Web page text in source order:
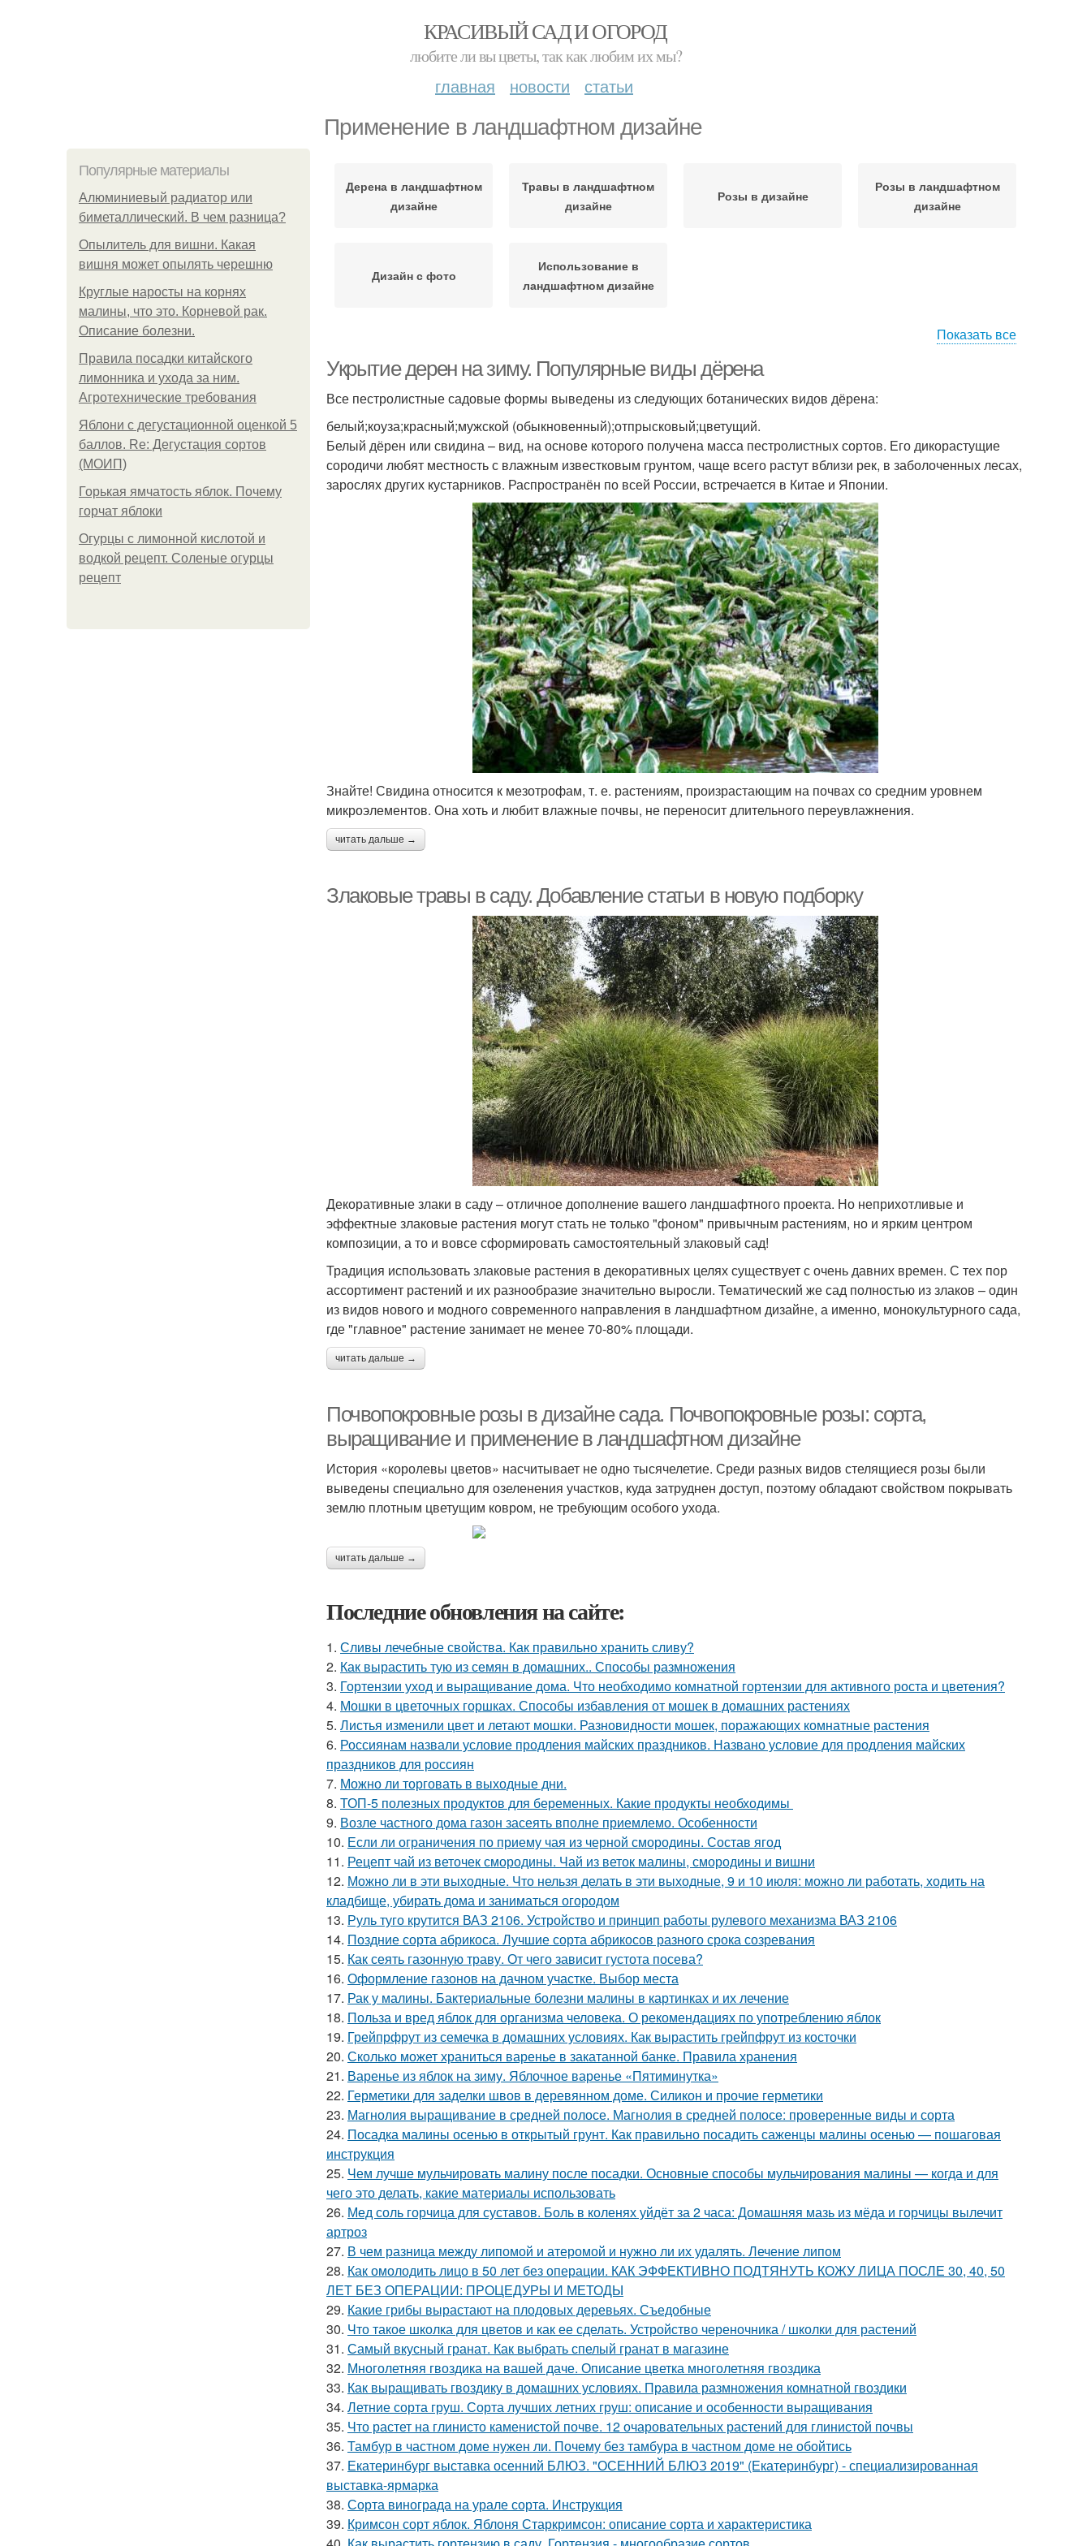
КРАСИВЫЙ САД И ОГОРОД
любите ли вы цветы, так как любим их мы?
главная новости статьи
Применение в ландшафтном дизайне
Популярные материалы
Алюминиевый радиатор или
биметаллический. В чем разница?
Опылитель для вишни. Какая
вишня может опылять черешню
Круглые наросты на корнях
малины, что это. Корневой рак.
Описание болезни.
Правила посадки китайского
лимонника и ухода за ним.
Агротехнические требования
Яблони с дегустационной оценкой 5
баллов. Re: Дегустация сортов
(МОИП)
Горькая ямчатость яблок. Почему
горчат яблоки
Огурцы с лимонной кислотой и
водкой рецепт. Соленые огурцы
рецепт
Дерена в ландшафтном
дизайне
Травы в ландшафтном
дизайне
Розы в дизайне
Розы в ландшафтном
дизайне
Дизайн с фото
Использование в
ландшафтном дизайне
Показать все
Укрытие дерен на зиму. Популярные виды дёрена
Все пестролистные садовые формы выведены из следующих ботанических видов дёрена:
белый;коуза;красный;мужской (обыкновенный);отпрысковый;цветущий.
Белый дёрен или свидина – вид, на основе которого получена масса пестролистных сортов. Его дикорастущие
сородичи любят местность с влажным известковым грунтом, чаще всего растут вблизи рек, в заболоченных лесах,
зарослях других кустарников. Распространён по всей России, встречается в Китае и Японии.
Знайте! Свидина относится к мезотрофам, т. е. растениям, произрастающим на почвах со средним уровнем
микроэлементов. Она хоть и любит влажные почвы, не переносит длительного переувлажнения.
читать дальше →
Злаковые травы в саду. Добавление статьи в новую подборку
Декоративные злаки в саду – отличное дополнение вашего ландшафтного проекта. Но неприхотливые и
эффектные злаковые растения могут стать не только "фоном" привычным растениям, но и ярким центром
композиции, а то и вовсе сформировать самостоятельный злаковый сад!
Традиция использовать злаковые растения в декоративных целях существует с очень давних времен. С тех пор
ассортимент растений и их разнообразие значительно выросли. Тематический же сад полностью из злаков – один
из видов нового и модного современного направления в ландшафтном дизайне, а именно, монокультурного сада,
где "главное" растение занимает не менее 70-80% площади.
читать дальше →
Почвопокровные розы в дизайне сада. Почвопокровные розы: сорта,
выращивание и применение в ландшафтном дизайне
История «королевы цветов» насчитывает не одно тысячелетие. Среди разных видов стелящиеся розы были
выведены специально для озеленения участков, куда затруднен доступ, поэтому обладают свойством покрывать
землю плотным цветущим ковром, не требующим особого ухода.
читать дальше →
Последние обновления на сайте:
1. Сливы лечебные свойства. Как правильно хранить сливу?
2. Как вырастить тую из семян в домашних.. Способы размножения
3. Гортензии уход и выращивание дома. Что необходимо комнатной гортензии для активного роста и цветения?
4. Мошки в цветочных горшках. Способы избавления от мошек в домашних растениях
5. Листья изменили цвет и летают мошки. Разновидности мошек, поражающих комнатные растения
6. Россиянам назвали условие продления майских праздников. Названо условие для продления майских
праздников для россиян
7. Можно ли торговать в выходные дни.
8. ТОП-5 полезных продуктов для беременных. Какие продукты необходимы
9. Возле частного дома газон засеять вполне приемлемо. Особенности
10. Если ли ограничения по приему чая из черной смородины. Состав ягод
11. Рецепт чай из веточек смородины. Чай из веток малины, смородины и вишни
12. Можно ли в эти выходные. Что нельзя делать в эти выходные, 9 и 10 июля: можно ли работать, ходить на
кладбище, убирать дома и заниматься огородом
13. Руль туго крутится ВАЗ 2106. Устройство и принцип работы рулевого механизма ВАЗ 2106
14. Поздние сорта абрикоса. Лучшие сорта абрикосов разного срока созревания
15. Как сеять газонную траву. От чего зависит густота посева?
16. Оформление газонов на дачном участке. Выбор места
17. Рак у малины. Бактериальные болезни малины в картинках и их лечение
18. Польза и вред яблок для организма человека. О рекомендациях по употреблению яблок
19. Грейпрфрут из семечка в домашних условиях. Как вырастить грейпфрут из косточки
20. Сколько может храниться варенье в закатанной банке. Правила хранения
21. Варенье из яблок на зиму. Яблочное варенье «Пятиминутка»
22. Герметики для заделки швов в деревянном доме. Силикон и прочие герметики
23. Магнолия выращивание в средней полосе. Магнолия в средней полосе: проверенные виды и сорта
24. Посадка малины осенью в открытый грунт. Как правильно посадить саженцы малины осенью — пошаговая
инструкция
25. Чем лучше мульчировать малину после посадки. Основные способы мульчирования малины — когда и для
чего это делать, какие материалы использовать
26. Мед соль горчица для суставов. Боль в коленях уйдёт за 2 часа: Домашняя мазь из мёда и горчицы вылечит
артроз
27. В чем разница между липомой и атеромой и нужно ли их удалять. Лечение липом
28. Как омолодить лицо в 50 лет без операции. КАК ЭФФЕКТИВНО ПОДТЯНУТЬ КОЖУ ЛИЦА ПОСЛЕ 30, 40, 50
ЛЕТ БЕЗ ОПЕРАЦИИ: ПРОЦЕДУРЫ И МЕТОДЫ
29. Какие грибы вырастают на плодовых деревьях. Съедобные
30. Что такое школка для цветов и как ее сделать. Устройство череночника / школки для растений
31. Самый вкусный гранат. Как выбрать спелый гранат в магазине
32. Многолетняя гвоздика на вашей даче. Описание цветка многолетняя гвоздика
33. Как выращивать гвоздику в домашних условиях. Правила размножения комнатной гвоздики
34. Летние сорта груш. Сорта лучших летних груш: описание и особенности выращивания
35. Что растет на глинисто каменистой почве. 12 очаровательных растений для глинистой почвы
36. Тамбур в частном доме нужен ли. Почему без тамбура в частном доме не обойтись
37. Екатеринбург выставка осенний БЛЮЗ. "ОСЕННИЙ БЛЮЗ 2019" (Екатеринбург) - специализированная
выставка-ярмарка
38. Сорта винограда на урале сорта. Инструкция
39. Кримсон сорт яблок. Яблоня Старкримсон: описание сорта и характеристика